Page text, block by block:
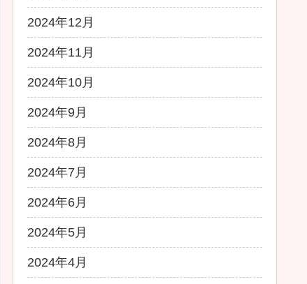
2024年12月
2024年11月
2024年10月
2024年9月
2024年8月
2024年7月
2024年6月
2024年5月
2024年4月